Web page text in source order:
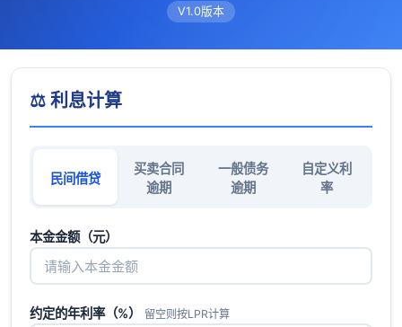
V1.0版本
⚖️ 利息计算
民间借贷
买卖合同
逾期
一般债务
逾期
自定义利
率
本金金额（元）
约定的年利率（%） 留空则按LPR计算